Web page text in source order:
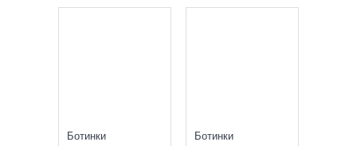
Ботинки
Ботинки